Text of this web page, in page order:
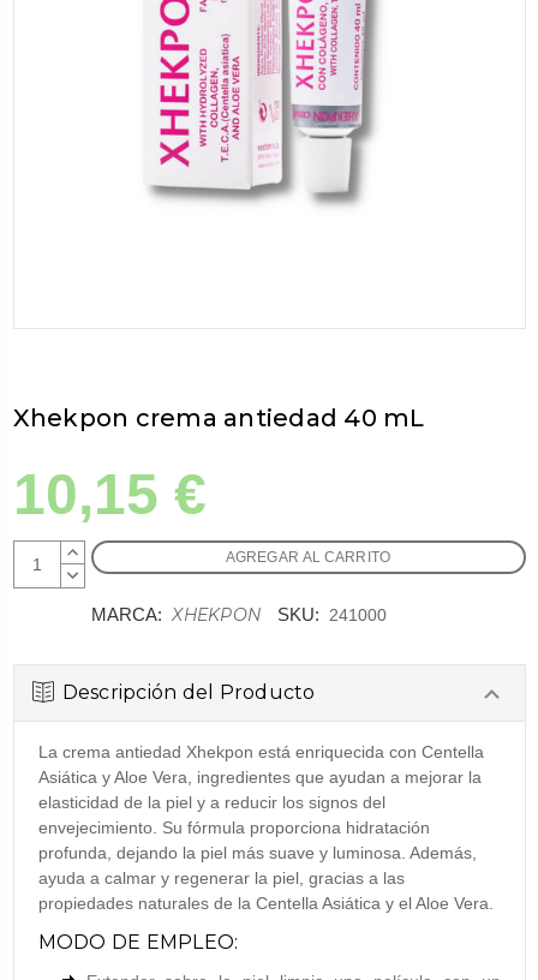
Xhekpon crema antiedad 40 mL
10,15 €
AUMENTAR
CANTIDAD:
DISMINUIR
MARCA: XHEKPON SKU: 241000
Descripción del Producto
La crema antiedad Xhekpon está enriquecida con Centella
Asiática y Aloe Vera, ingredientes que ayudan a mejorar la
elasticidad de la piel y a reducir los signos del
envejecimiento. Su fórmula proporciona hidratación
profunda, dejando la piel más suave y luminosa. Además,
ayuda a calmar y regenerar la piel, gracias a las
propiedades naturales de la Centella Asiática y el Aloe Vera.
MODO DE EMPLEO: